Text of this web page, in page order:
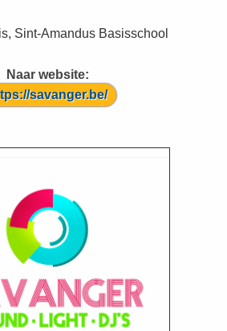
Sint-Amandus Basisschool
Naar website:
savanger.be/